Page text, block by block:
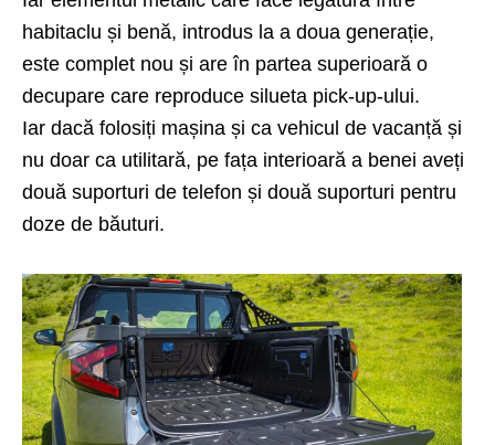
habitaclu și benă, introdus la a doua generație,
este complet nou și are în partea superioară o
decupare care reproduce silueta pick-up-ului.
Iar dacă folosiți mașina și ca vehicul de vacanță și
nu doar ca utilitară, pe fața interioară a benei aveți
două suporturi de telefon și două suporturi pentru
doze de băuturi.